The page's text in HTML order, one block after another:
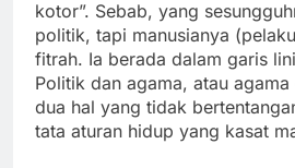
kotor”. Sebab, yang
politik, tapi manusianya
fitrah. Ia berada dalam garis
Politik dan agama, atau
dua hal yang tidak
tata aturan hidup yang kasat